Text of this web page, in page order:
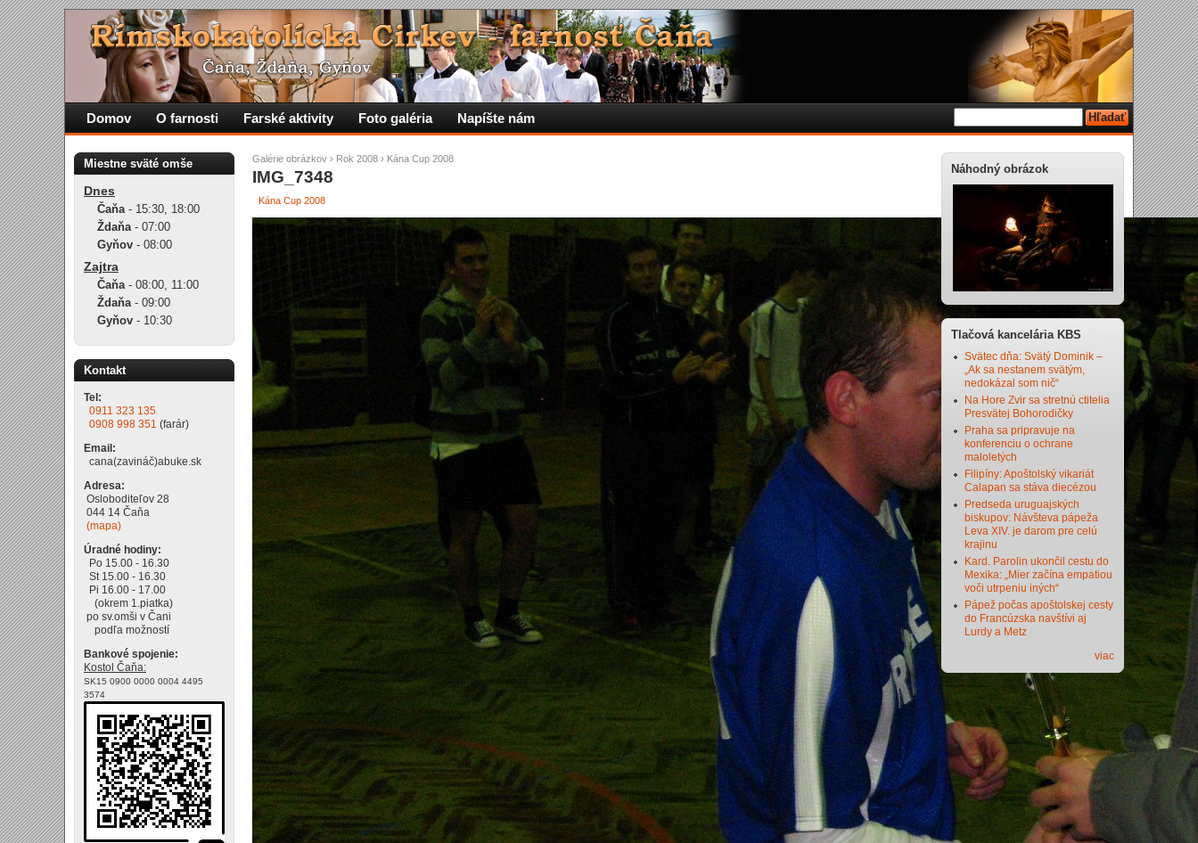
Galérie obrázkov › Rok 2008 › Kána Cup 2008
IMG_7348
Kána Cup 2008
Domov O farnosti Farské aktivity Foto galéria Napíšte nám
Miestne sväté omše
Dnes
Čaňa- 15:30, 18:00
Ždaňa- 07:00
Gyňov - 08:00
Zajtra
Čaňa- 08:00, 11:00
Ždaňa- 09:00
Gyňov - 10:30
Kontakt
Tel:
0911 323 135
0908 998 351 (farár)
Email:
cana(zavináč)abuke.sk
Adresa:
Osloboditeľov 28
044 14 Čaňa
(mapa)
Úradné hodiny:
Po 15.00 - 16.30
St 15.00 - 16.30
Pi 16.00 - 17.00
(okrem 1.piatka)
po sv.omši v Čani
podľa možností
Bankové spojenie:
Kostol Čaňa:
SK15 0900 0000 0004 4495
3574
Náhodný obrázok
Tlačová kancelária KBS
Svätec dňa: Svätý Dominik –
„Ak sa nestanem svätým,
nedokázal som nič“
Na Hore Zvir sa stretnú ctitelia
Presvätej Bohorodičky
Praha sa pripravuje na
konferenciu o ochrane
maloletých
Filipíny: Apoštolský vikariát
Calapan sa stáva diecézou
Predseda uruguajských
biskupov: Návšteva pápeža
Leva XIV. je darom pre celú
krajinu
Kard. Parolin ukončil cestu do
Mexika: „Mier začína empatiou
voči utrpeniu iných“
Pápež počas apoštolskej cesty
do Francúzska navštívi aj
Lurdy a Metz
viac